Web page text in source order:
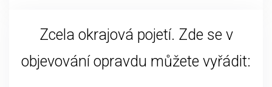
Zcela okrajová pojetí. Zde se v
objevování opravdu můžete vyřádit: